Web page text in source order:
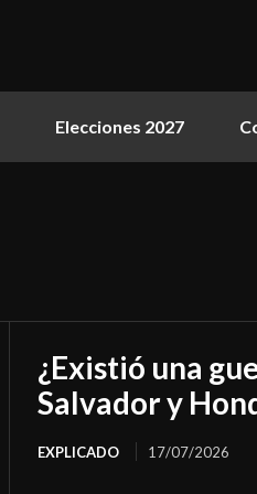
Elecciones 2027
¿Existió una
Salvador y
EXPLICADO 17/07/2026